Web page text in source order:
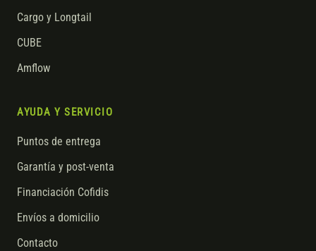
Cargo y Longtail
CUBE
Amflow
AYUDA Y SERVICIO
Puntos de entrega
Garantía y post-venta
Financiación Cofidis
Envíos a domicilio
Contacto